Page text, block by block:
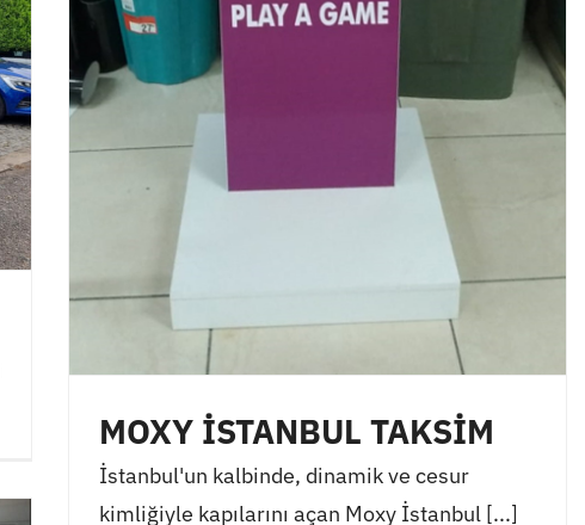
MOXY İSTANBUL TAKSİM
İstanbul'un kalbinde, dinamik ve cesur
kimliğiyle kapılarını açan Moxy İstanbul [...]